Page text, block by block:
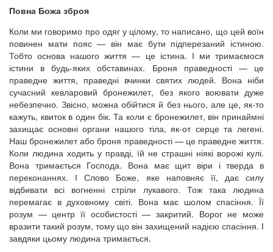
Повна Божа зброя
Коли ми говоримо про одяг у цілому, то написано, що цей воїн
повинен мати пояс — він має бути підперезаний істиною.
Тобто основа нашого життя — це істина. І ми тримаємося
істини в будь-яких обставинах. Броня праведності — це
праведне життя, праведні вчинки святих людей. Вона ніби
сучасний кевларовий бронежилет, без якого воювати дуже
небезпечно. Звісно, можна обійтися й без нього, але це, як-то
кажуть, квиток в один бік. Та коли є бронежилет, він принаймні
захищає основні органи нашого тіла, як-от серце та легені.
Наш бронежилет або броня праведності — це праведне життя.
Коли людина ходить у правді, їй не страшні ніякі ворожі кулі.
Вона тримається Господа. Вона має щит віри і тверда в
переконаннях. І Слово Боже, яке наповняє її, дає силу
відбивати всі вогненні стріли лукавого. Тож така людина
перемагає в духовному світі. Вона має шолом спасіння. Її
розум — центр її особистості — закритий. Ворог не може
вразити такий розум, тому що він захищений надією спасіння. І
завдяки цьому людина тримається.